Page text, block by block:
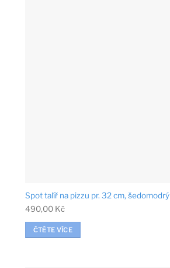
Spot talíř na pizzu pr. 32 cm, šedomodrý
490,00 Kč
ČTĚTE VÍCE